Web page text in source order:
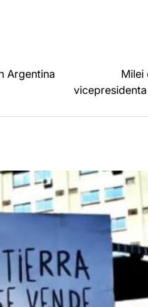
Argentina
Milei